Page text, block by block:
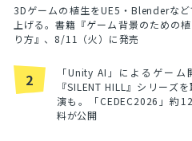
3Dゲームの植生をUE5・Blenderな
上げる。書籍『ゲーム背景のための
り方』、8/11（火）に発売
2
「Unity AI」によるゲーム
『SILENT HILL』シリーズ
演も。「CEDEC2026」約
料が公開